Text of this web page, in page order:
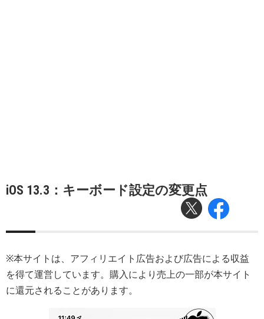
iOS 13.3：キーボード設定の変更点
※本サイトは、アフィリエイト広告および広告による収益
を得て運営しています。購入により売上の一部が本サイト
に還元されることがあります。